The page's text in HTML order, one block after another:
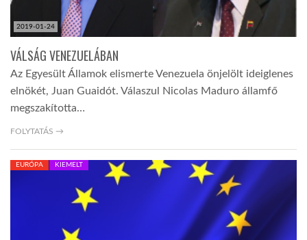
AFRIKA TUDÁSTÁR
A NAP SZÉPE
LINKTR.EE
GLOBOZSARU
DOBRAVERO.HU
2019-01-24
VÁLSÁG VENEZUELÁBAN
Az Egyesült Államok elismerte Venezuela önjelölt ideiglenes
elnökét, Juan Guaidót. Válaszul Nicolas Maduro államfő
megszakította…
FOLYTATÁS →
EURÓPA KIEMELT